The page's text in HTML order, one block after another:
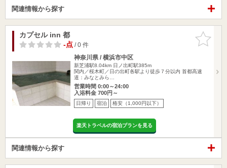
関連情報から探す
お気に入
りに追加
カプセル inn 都
-点/ 0 件
神奈川県 / 横浜市中区
新芝浦駅8.04km 日ノ出町駅385m
関内／桜木町／日の出町各駅より徒歩７分以内 首都高速
道：みなとみら…
営業時間 0:00～24:00
入浴料金 700円～
日帰り 宿泊 格安（1,000円以下）
楽天トラベルの宿泊プランを見る
関連情報から探す